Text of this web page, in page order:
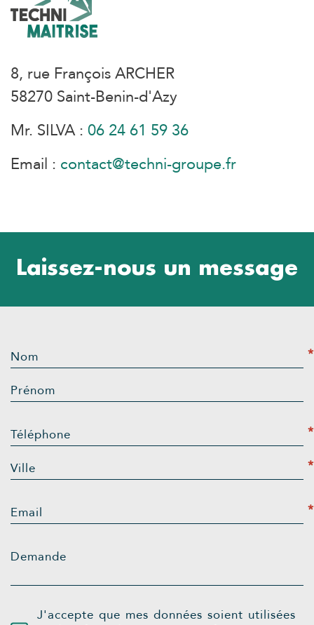
8, rue François ARCHER
58270 Saint-Benin-d'Azy
Mr. SILVA : 06 24 61 59 36
Email : contact@techni-groupe.fr
Laissez-nous un message
*
Nom
Prénom
*
Téléphone
*
Ville
*
Email
Demande
J'accepte que mes données soient utilisées